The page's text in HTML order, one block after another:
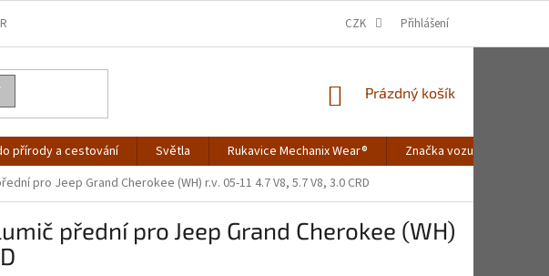
CZK Přihlášení
NÁKUPNÍ
Prázdný košík
přírody a cestování Světla Rukavice Mechanix Wear® Značka vozu
pro Jeep Grand Cherokee (WH) r.v. 05-11 4.7 V8, 5.7 V8, 3.0 CRD
přední pro Jeep Grand Cherokee (WH)